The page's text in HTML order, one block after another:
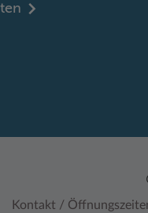
Kontakt /